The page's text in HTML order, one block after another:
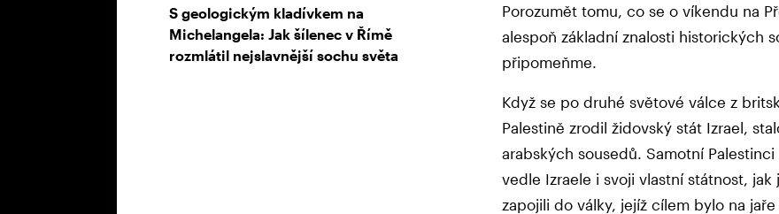
S geologickým kladívkem na
Michelangela: Jak šílenec v Římě
rozmlátil nejslavnější sochu světa
Porozumět tomu, co se o víkendu na
alespoň základní znalosti historických
připomeňme.
Když se po druhé světové válce z
Palestině zrodil židovský stát Izrael,
arabských sousedů. Samotní
vedle Izraele i svoji vlastní státnost, jak
zapojili do války, jejíž cílem bylo na